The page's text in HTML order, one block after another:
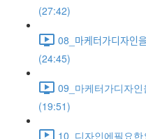
(27:42)
(24:45)
09_마케터가디자
(19:51)
10_디자인에필요